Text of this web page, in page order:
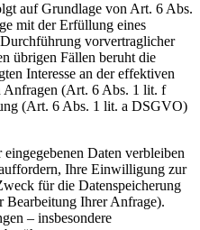
auf Grundlage von Art. 6 Abs.
mit der Erfüllung eines
vorvertraglicher
übrigen Fällen beruht die
Interesse an der effektiven
Anfragen (Art. 6 Abs. 1 lit. f
(Art. 6 Abs. 1 lit. a DSGVO)
Daten verbleiben
Ihre Einwilligung zur
für die Datenspeicherung
Bearbeitung Ihrer Anfrage).
– insbesondere